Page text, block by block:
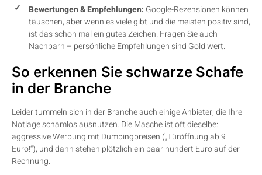
Bewertungen & Empfehlungen: Google-Rezensionen können
täuschen, aber wenn es viele gibt und die meisten positiv sind,
ist das schon mal ein gutes Zeichen. Fragen Sie auch
Nachbarn – persönliche Empfehlungen sind Gold wert.
So erkennen Sie schwarze Schafe
in der Branche
Leider tummeln sich in der Branche auch einige Anbieter, die Ihre
Notlage schamlos ausnutzen. Die Masche ist oft dieselbe:
aggressive Werbung mit Dumpingpreisen („Türöffnung ab 9
Euro!“), und dann stehen plötzlich ein paar hundert Euro auf der
Rechnung.